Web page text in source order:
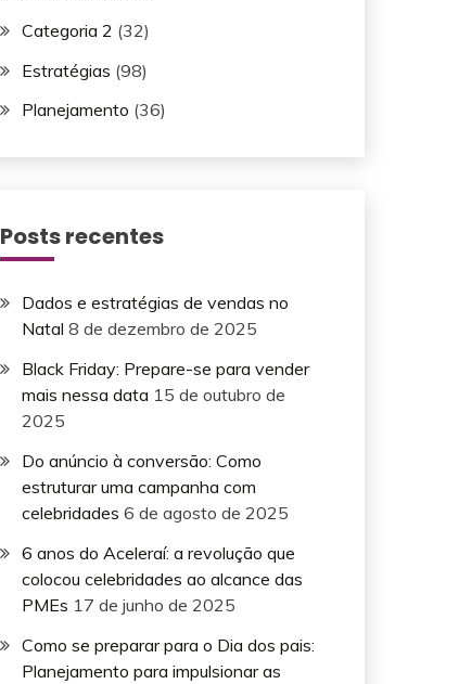
Categoria 2 (32)
Estratégias (98)
Planejamento (36)
Posts recentes
Dados e estratégias de vendas no
Natal 8 de dezembro de 2025
Black Friday: Prepare-se para vender
mais nessa data 15 de outubro de
2025
Do anúncio à conversão: Como
estruturar uma campanha com
celebridades 6 de agosto de 2025
6 anos do Aceleraí: a revolução que
colocou celebridades ao alcance das
PMEs 17 de junho de 2025
Como se preparar para o Dia dos pais:
Planejamento para impulsionar as